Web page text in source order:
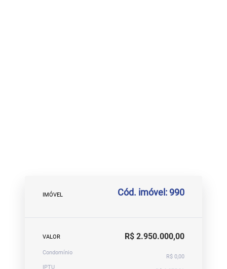
IMÓVEL Cód. imóvel: 990
VALOR R$ 2.950.000,00
Condomínio
R$ 0,00
IPTU